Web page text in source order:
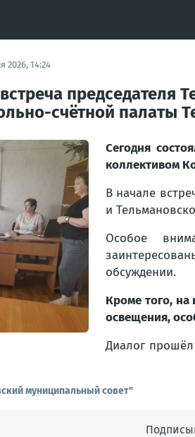
2026, 14:24
председателя
счётной палаты
Сегодня
коллективом
В начале
и
Особое
обсуждении.
Кроме того, на
освещения,
Диалог прошёл
муниципальный совет"